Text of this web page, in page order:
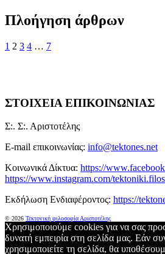
Πλοήγηση άρθρων
1 2 3 4 … 7
ΣΤΟΙΧΕΙΑ ΕΠΙΚΟΙΝΩΝΙΑΣ
Σ:. Σ:. Αριστοτέλης
E-mail επικοινωνίας: info@tektones.net
Κοινωνικά Δίκτυα: https://
https://www.instagram.com/
Εκδήλωση Ενδιαφέροντος: https://
© 2026 Τεκτονική φιλοσοφίαΑριστοτέλης
Χρησιμοποιούμε cookies για να σας
δυνατή εμπειρία στη σελίδα μας. Εάν
χρησιμοποιείτε τη σελίδα, θα